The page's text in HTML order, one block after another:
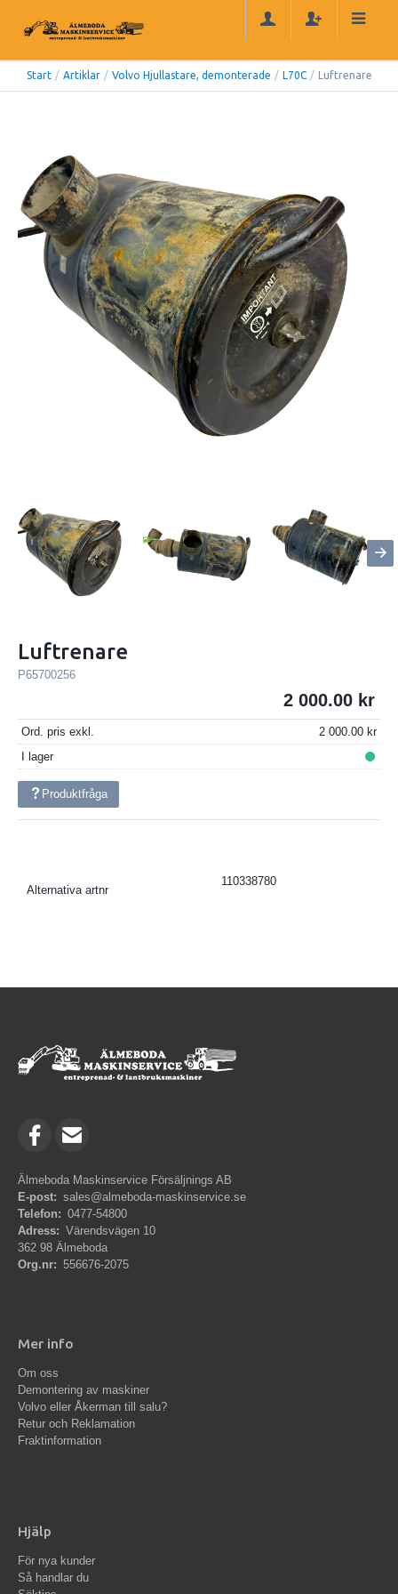
Start / Artiklar / Volvo Hjullastare, demonterade / L70C / Luftrenare
Luftrenare
P65700256
2 000.00
Ord. pris exkl.
2 000.00
I lager
Produktfråga
Alternativa artnr
110338780
Älmeboda Maskinservice Försäljnings AB
E-post: sales@almeboda-maskinservice.se
Telefon: 0477-54800
Adress: Värendsvägen 10
362 98 Älmeboda
Org.nr: 556676-2075
Mer info
Om oss
Demontering av maskiner
Volvo eller Åkerman till salu?
Retur och Reklamation
Fraktinformation
Hjälp
För nya kunder
Så handlar du